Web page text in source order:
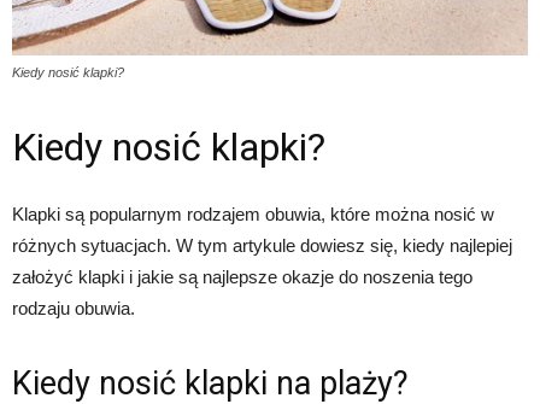
Kiedy nosić klapki?
Kiedy nosić klapki?
Klapki są popularnym rodzajem obuwia, które można nosić w
różnych sytuacjach. W tym artykule dowiesz się, kiedy najlepiej
założyć klapki i jakie są najlepsze okazje do noszenia tego
rodzaju obuwia.
Kiedy nosić klapki na plaży?